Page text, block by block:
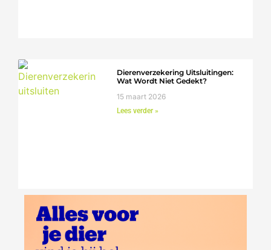
Dierenverzekering Uitsluitingen:
Wat Wordt Niet Gedekt?
15 maart 2026
Lees verder »